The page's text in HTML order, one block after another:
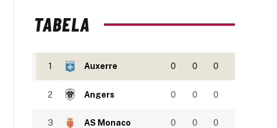
TABELA
1 Auxerre 0 0 0
2 Angers 0 0 0
3 AS Monaco 0 0 0